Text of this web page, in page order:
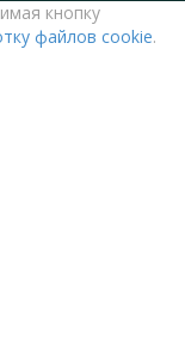
кнопку
файлов cookie.